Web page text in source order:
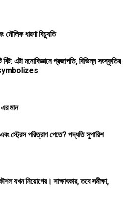
মৌলিক ধারণা বিচ্যুতি
এটা মনোবিজ্ঞানে প্রজাপতি, বিভিন্ন সংস্কৃতির
symbolizes
এর মান
স্ট্রেস পরিত্রাণ পেতে? পদ্ধতি সুপারিশ
যখন নিয়োগের। সাক্ষাৎকার, তবে সমীক্ষা,